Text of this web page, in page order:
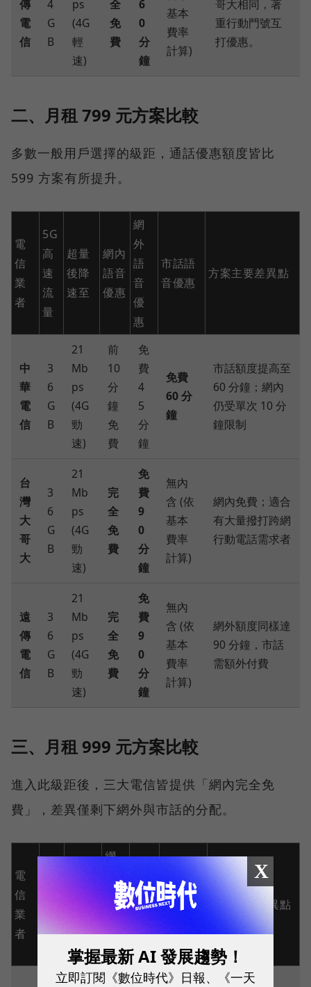
傳
電
信
4
G
B
ps
(4G
輕
速)
全
免
費
6
0
分
鐘
基本
費率
計算)
哥大相同，著
重行動門號互
打優惠。
二、月租 799 元方案比較
多數一般用戶選擇的級距，通話優惠額度皆比
599 方案有所提升。
電
信
業
者
5G
高
速
流
量
超量
後降
速至
網內
語音
優惠
網
外
語
音
優
惠
市話語
音優惠
方案主要差異點
中
華
電
信
3
6
G
B
21
Mb
ps
(4G
勁
速)
前
10
分
鐘
免
費
免
費
4
5
分
鐘
免費
60 分
鐘
市話額度提高至
60 分鐘；網內
仍受單次 10 分
鐘限制
台
灣
大
哥
大
3
6
G
B
21
Mb
ps
(4G
勁
速)
完
全
免
費
免
費
9
0
分
鐘
無內
含 (依
基本
費率
計算)
網內免費；適合
有大量撥打跨網
行動電話需求者
遠
傳
電
信
3
6
G
B
21
Mb
ps
(4G
勁
速)
完
全
免
費
免
費
9
0
分
鐘
無內
含 (依
基本
費率
計算)
網外額度同樣達
90 分鐘，市話
需額外付費
三、月租 999 元方案比較
進入此級距後，三大電信皆提供「網內完全免
費」，差異僅剩下網外與市話的分配。
電
信
業
者
流
超量
速至
網
語
音
優
惠
網外
語音
優惠
市話語
音優惠
方案主要差異點
50
X
掌握最新 AI 發展趨勢！
立即訂閱《數位時代》日報、《一天